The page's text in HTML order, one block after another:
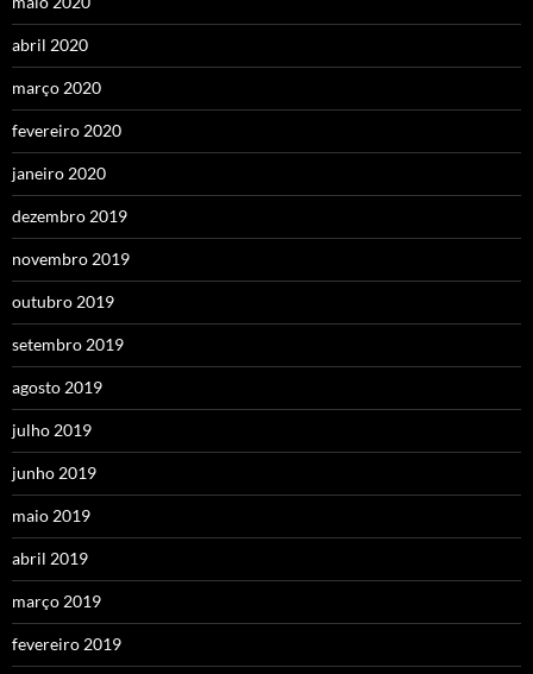
abril 2020
março 2020
fevereiro 2020
janeiro 2020
dezembro 2019
novembro 2019
outubro 2019
setembro 2019
agosto 2019
julho 2019
junho 2019
maio 2019
abril 2019
março 2019
fevereiro 2019